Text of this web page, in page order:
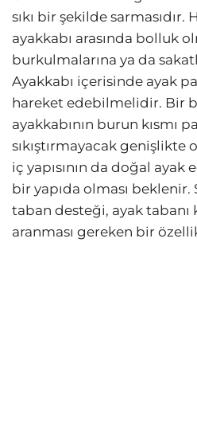
sıkı bir şekilde sarmasıdır.
ayakkabı arasında bolluk
burkulmalarına ya da
Ayakkabı içerisinde ayak
hareket edebilmelidir. Bir
ayakkabının burun kısmı
sıkıştırmayacak genişlikte
iç yapısının da doğal
bir yapıda olması beklenir.
taban desteği, ayak
aranması gereken bir